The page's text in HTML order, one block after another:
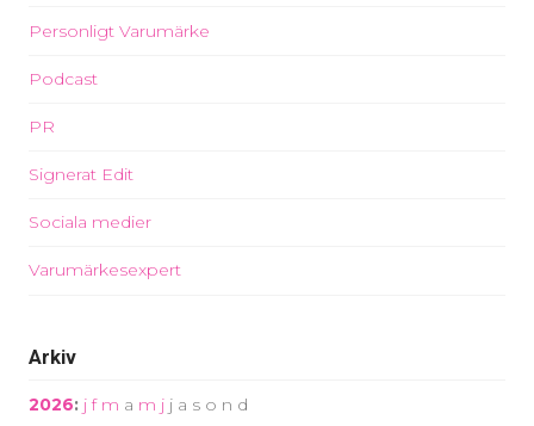
Personligt Varumärke
Podcast
PR
Signerat Edit
Sociala medier
Varumärkesexpert
Arkiv
2026: j f m a m j j a s o n d